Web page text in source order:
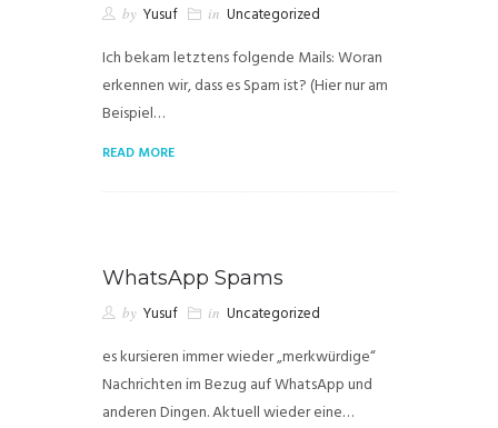
by Yusuf in Uncategorized
Ich bekam letztens folgende Mails: Woran
erkennen wir, dass es Spam ist? (Hier nur am
Beispiel…
READ MORE
WhatsApp Spams
by Yusuf in Uncategorized
es kursieren immer wieder „merkwürdige“
Nachrichten im Bezug auf WhatsApp und
anderen Dingen. Aktuell wieder eine…